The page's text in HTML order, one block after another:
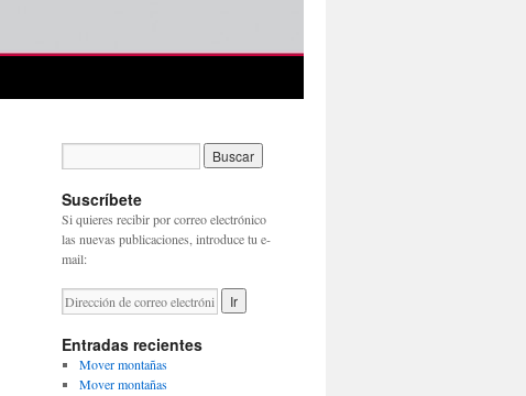
Suscríbete
Si quieres recibir por correo electrónico
las nuevas publicaciones, introduce tu e-
mail:
Entradas recientes
Mover montañas
Mover montañas